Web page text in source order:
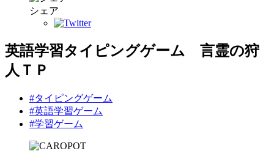
シェア
英語学習タイピングゲーム 言霊の狩
人ＴＰ
#タイピングゲーム
#英語学習ゲーム
#学習ゲーム